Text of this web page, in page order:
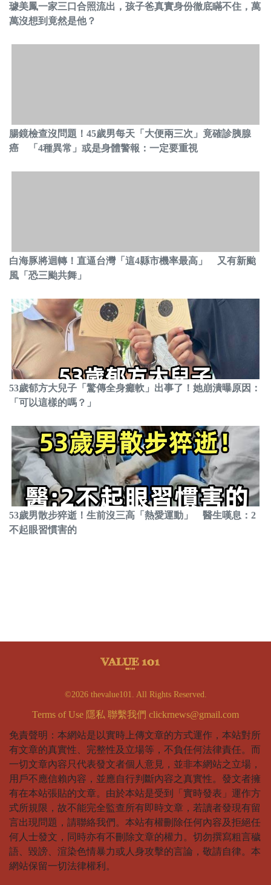
璩美鳳一家三口合照流出，孩子爸真實身份徹底瞞不住，萬
萬沒想到竟然是他？
腸鏡檢查沒問題！45歲男每天「大便兩三次」竟確診胰腺
癌 「4種異常」或是身體警報：一定要重視
白海豚將迴轉！直逼台灣「這4縣市機率最高」 又有新颱
風「恐三颱共舞」
53歲郁方大兒子「驚傳全身癱軟」出事了！她崩潰曝原因：
「可以這樣的嗎？」
53歲男散步猝逝！生前沒三高「熱愛運動」 醫生嘆息：2
不起眼習慣害的
©2026 thevalue101. All Rights Reserved.
Terms of Use 隱私 聯繫我們 clickrnews@gmail.com
免責聲明：本網站是以實時上傳文章的方式運作，本站對所
有文章的真實性、完整性及立場等，不負任何法律責任。而
一切文章內容只代表發文者個人意見，並非本網站之立場，
用戶不應信賴內容，並應自行判斷內容之真實性。發文者擁
有在本站張貼的文章。由於本站是受到「實時發表」運作方
式所規限，故不能完全監查所有即時文章，若讀者發現有留
言出現問題，請聯絡我們。本站有權刪除任何內容及拒絕任
何人士發文，同時亦有不刪除文章的權力。切勿撰寫粗言穢
語、毀謗、渲染色情暴力或人身攻擊的言論，敬請自律。本
網站保留一切法律權利。